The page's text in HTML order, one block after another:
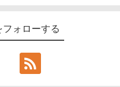
フォローする